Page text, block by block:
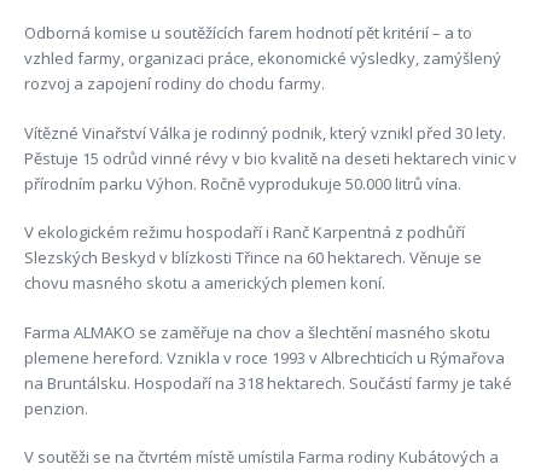
Odborná komise u soutěžících farem hodnotí pět kritérií – a to
vzhled farmy, organizaci práce, ekonomické výsledky, zamýšlený
rozvoj a zapojení rodiny do chodu farmy.
Vítězné Vinařství Válka je rodinný podnik, který vznikl před 30 lety.
Pěstuje 15 odrůd vinné révy v bio kvalitě na deseti hektarech vinic v
přírodním parku Výhon. Ročně vyprodukuje 50.000 litrů vína.
V ekologickém režimu hospodaří i Ranč Karpentná z podhůří
Slezských Beskyd v blízkosti Třince na 60 hektarech. Věnuje se
chovu masného skotu a amerických plemen koní.
Farma ALMAKO se zaměřuje na chov a šlechtění masného skotu
plemene hereford. Vznikla v roce 1993 v Albrechticích u Rýmařova
na Bruntálsku. Hospodaří na 318 hektarech. Součástí farmy je také
penzion.
V soutěži se na čtvrtém místě umístila Farma rodiny Kubátových a